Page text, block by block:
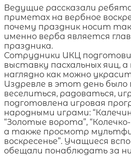
Ведущие рассказали
приметах на вербное
почему праздник носит
именно верба является
праздника.
Сотрудники ИКЦ
выставку пасхальных яиц,
наглядно как можно
Издревле в этот день
веселиться, радоваться,
подготовлена игровая
народными играми:
“Золотые ворота”,
а также просмотр
воскресенье”. Учащиеся
обещали понаблюдать за